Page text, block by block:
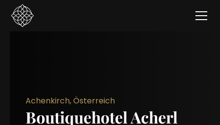
Achenkirch, Österreich
Boutiquehotel Acherl